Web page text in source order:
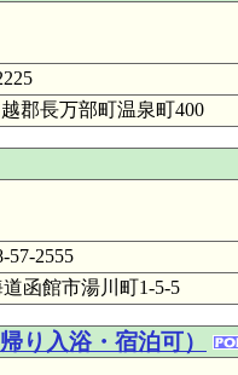
郡長万部町温泉町400
57-2555
函館市湯川町1-5-5
り入浴・宿泊可）